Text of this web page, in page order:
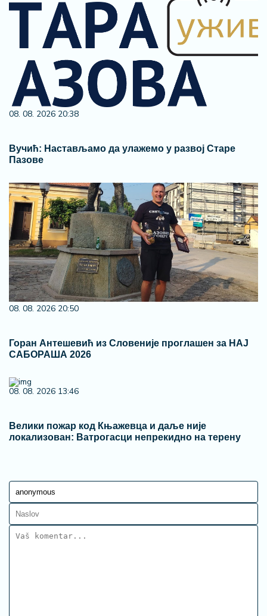
08. 08. 2026 20:38
Вучић: Настављамо да улажемо у развој Старе
Пазове
08. 08. 2026 20:50
Горан Антешевић из Словеније проглашен за НАЈ
САБОРАША 2026
08. 08. 2026 13:46
Велики пожар код Књажевца и даље није
локализован: Ватрогасци непрекидно на терену